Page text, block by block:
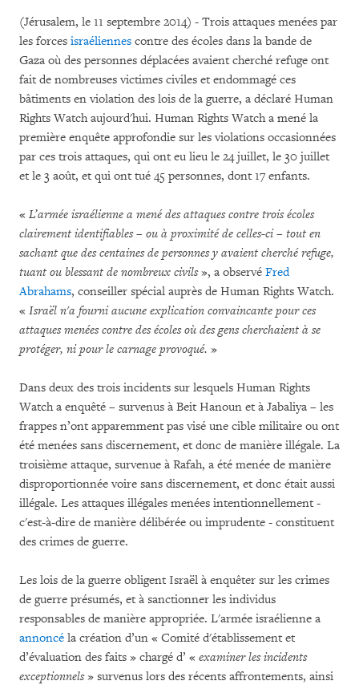
(Jérusalem, le 11 septembre 2014) - Trois attaques menées par
les forces israéliennes contre des écoles dans la bande de
Gaza où des personnes déplacées avaient cherché refuge ont
fait de nombreuses victimes civiles et endommagé ces
bâtiments en violation des lois de la guerre, a déclaré Human
Rights Watch aujourd'hui. Human Rights Watch a mené la
première enquête approfondie sur les violations occasionnées
par ces trois attaques, qui ont eu lieu le 24 juillet, le 30 juillet
et le 3 août, et qui ont tué 45 personnes, dont 17 enfants.
« L’armée israélienne a mené des attaquescontre trois écoles
clairement identifiables – ou à proximité de celles-ci – tout en
sachant que des centaines de personnes y avaient cherché refuge,
tuant ou blessant de nombreux civils», a observé Fred
Abrahams, conseiller spécial auprès de Human Rights Watch.
« Israël n'a fourni aucune explication convaincante pour ces
attaques menées contre des écoles où des gens cherchaient à se
protéger, ni pour le carnage provoqué. »
Dans deux des trois incidents sur lesquels Human Rights
Watch a enquêté – survenus à Beit Hanoun et à Jabaliya – les
frappes n’ont apparemment pas visé une cible militaire ou ont
été menées sans discernement, et donc de manière illégale. La
troisième attaque, survenue à Rafah, a été menée de manière
disproportionnée voire sans discernement, et donc était aussi
illégale. Les attaques illégales menées intentionnellement -
c'est-à-dire de manière délibérée ou imprudente - constituent
des crimes de guerre.
Les lois de la guerre obligent Israël à enquêter sur les crimes
de guerre présumés, et à sanctionner les individus
responsables de manière appropriée. L'armée israélienne a
annoncé la création d’un « Comité d'établissement et
d’évaluation des faits » chargé d’ « examiner les incidents
exceptionnels» survenus lors des récents affrontements, ainsi